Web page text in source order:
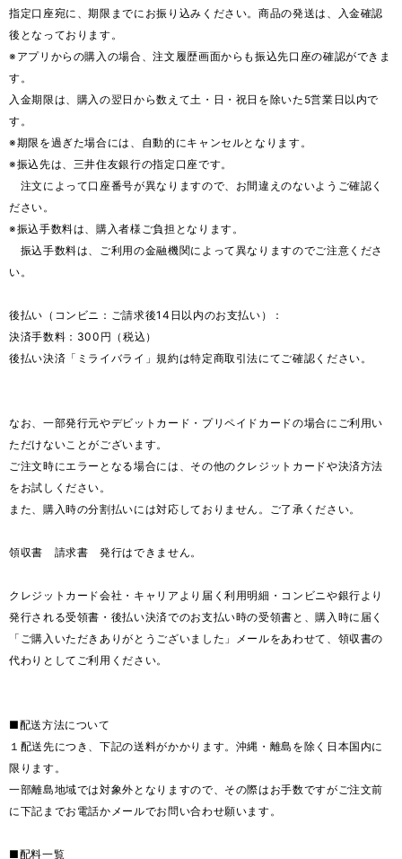
指定口座宛に、期限までにお振り込みください。商品の発送は、入金確認
後となっております。
※アプリからの購入の場合、注文履歴画面からも振込先口座の確認ができま
す。
入金期限は、購入の翌日から数えて土・日・祝日を除いた5営業日以内で
す。
※期限を過ぎた場合には、自動的にキャンセルとなります。
※振込先は、三井住友銀行の指定口座です。
注文によって口座番号が異なりますので、お間違えのないようご確認く
ださい。
※振込手数料は、購入者様ご負担となります。
振込手数料は、ご利用の金融機関によって異なりますのでご注意くださ
い。
後払い（コンビニ：ご請求後14日以内のお支払い）：
決済手数料：300円（税込）
後払い決済「ミライバライ」規約は特定商取引法にてご確認ください。
なお、一部発行元やデビットカード・プリペイドカードの場合にご利用い
ただけないことがございます。
ご注文時にエラーとなる場合には、その他のクレジットカードや決済方法
をお試しください。
また、購入時の分割払いには対応しておりません。ご了承ください。
領収書 請求書 発行はできません。
クレジットカード会社・キャリアより届く利用明細・コンビニや銀行より
発行される受領書・後払い決済でのお支払い時の受領書と、購入時に届く
「ご購入いただきありがとうございました」メールをあわせて、領収書の
代わりとしてご利用ください。
■配送方法について
１配送先につき、下記の送料がかかります。沖縄・離島を除く日本国内に
限ります。
一部離島地域では対象外となりますので、その際はお手数ですがご注文前
に下記までお電話かメールでお問い合わせ願います。
■配料一覧